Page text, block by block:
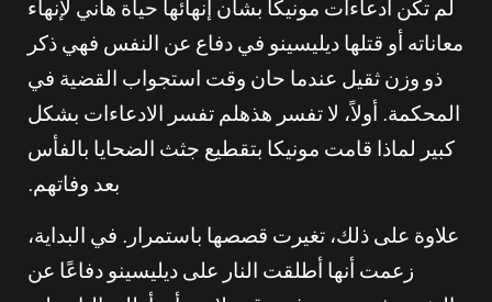
لم تكن ادعاءات مونيكا بشأن إنهائها حياة هاني لإنهاء
معاناته أو قتلها ديليسينو في دفاع عن النفس فهي ذكر
ذو وزن ثقيل عندما حان وقت استجواب القضية في
المحكمة. أولاً، لا تفسر هذهلم تفسر الادعاءات بشكل
كبير لماذا قامت مونيكا بتقطيع جثث الضحايا بالفأس
بعد وفاتهم.
علاوة على ذلك، تغيرت قصصها باستمرار. في البداية،
زعمت أنها أطلقت النار على ديليسينو دفاعًا عن